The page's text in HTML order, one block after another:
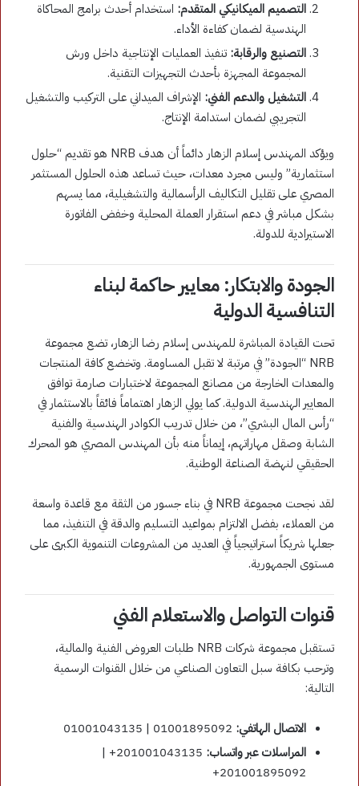
التصميم الميكانيكي المتقدم: استخدام أحدث برامج المحاكاة
الهندسية لضمان كفاءة الأداء.
التصنيع والرقابة: تنفيذ العمليات الإنتاجية داخل ورش
المجموعة المجهزة بأحدث التجهيزات التقنية.
التشغيل والدعم الفني: الإشراف الميداني على التركيب والتشغيل
التجريبي لضمان استدامة الإنتاج.
ويؤكد المهندس إسلام الزهار دائماً أن هدف NRB هو تقديم “حلول
استثمارية” وليس مجرد معدات، حيث تساعد هذه الحلول المستثمر
المصري على تقليل التكاليف الرأسمالية والتشغيلية، مما يسهم
بشكل مباشر في دعم استقرار العملة المحلية وخفض الفاتورة
الاستيرادية للدولة.
الجودة والابتكار: معايير حاكمة لبناء
التنافسية الدولية
تحت القيادة المباشرة للمهندس إسلام رضا الزهار، تضع مجموعة
NRB “الجودة” في مرتبة لا تقبل المساومة. وتخضع كافة المنتجات
والمعدات الخارجة من مصانع المجموعة لاختبارات صارمة توافق
المعايير الهندسية الدولية. كما يولي الزهار اهتماماً فائقاً بالاستثمار في
“رأس المال البشري”، من خلال تدريب الكوادر الهندسية والفنية
الشابة وصقل مهاراتهم، إيماناً منه بأن المهندس المصري هو المحرك
الحقيقي لنهضة الصناعة الوطنية.
لقد نجحت مجموعة NRB في بناء جسور من الثقة مع قاعدة واسعة
من العملاء، بفضل الالتزام بمواعيد التسليم والدقة في التنفيذ، مما
جعلها شريكاً استراتيجياً في العديد من المشروعات التنموية الكبرى على
مستوى الجمهورية.
قنوات التواصل والاستعلام الفني
تستقبل مجموعة شركات NRB طلبات العروض الفنية والمالية،
وترحب بكافة سبل التعاون الصناعي من خلال القنوات الرسمية
التالية:
الاتصال الهاتفي:
المراسلات عبر واتساب:
201001043135+ |
201001895092+